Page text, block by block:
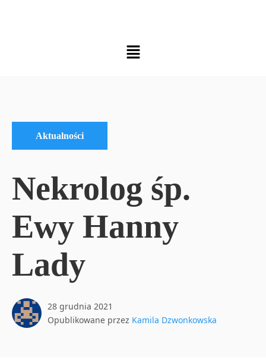
Aktualności
Nekrolog śp.
Ewy Hanny
Lady
28 grudnia 2021
Opublikowane przez Kamila Dzwonkowska